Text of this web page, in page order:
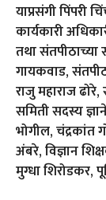
याप्रसंगी पिंपरी
कार्यकारी
तथा
गायकवाड,
राजु महाराज ढोरे,
समिती सदस्य
भोगील, चंद्रकांत
अंबरे, विज्ञान
मुग्धा शिरोडकर,